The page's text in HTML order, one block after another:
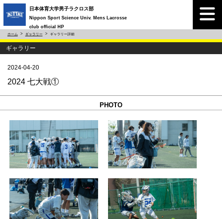
日本体育大学男子ラクロス部
Nippon Sport Science Univ. Mens Lacrosse
club official HP
ホーム ギャラリー ギャラリー詳細
ギャラリー
2024-04-20
2024 七大戦①
PHOTO